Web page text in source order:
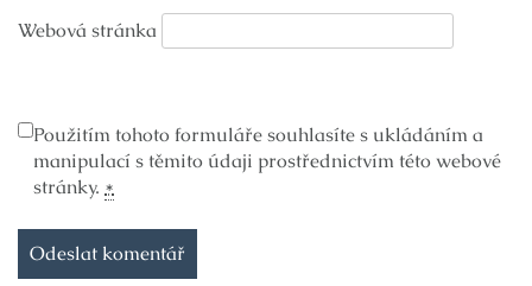
Webová stránka
Použitím tohoto formuláře souhlasíte s ukládáním a
manipulací s těmito údaji prostřednictvím této webové
stránky. *